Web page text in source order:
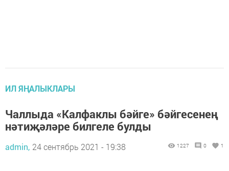
ИЛ ЯҢАЛЫКЛАРЫ
Чаллыда «Калфаклы бәйге» бәйгесенең
нәтиҗәләре билгеле булды
admin, 24 сентябрь 2021 - 19:38 1227 0 1